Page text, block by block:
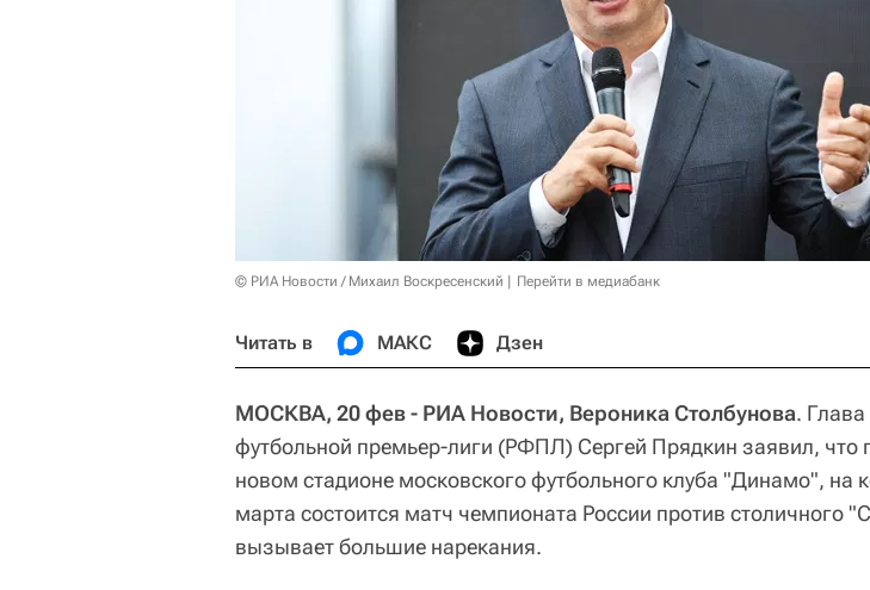
© РИА Новости / Михаил Воскресенский Перейти в медиабанк
Читать в МАКС Дзен
МОСКВА, 20 фев - РИА Новости, Вероника Столбунова.
футбольной премьер-лиги (РФПЛ) Сергей Прядкин заявил, что
новом стадионе московского футбольного клуба "Динамо", на
марта состоится матч чемпионата России против столичного
вызывает большие нарекания.